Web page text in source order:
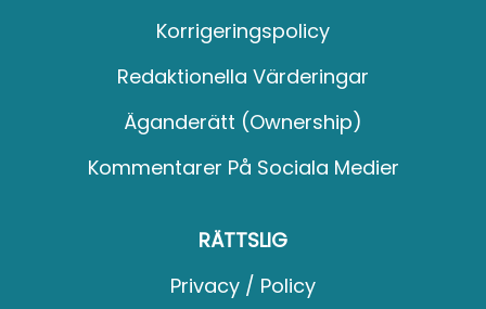
Korrigeringspolicy
Redaktionella Värderingar
Äganderätt (Ownership)
Kommentarer På Sociala Medier
RÄTTSLIG
Privacy / Policy